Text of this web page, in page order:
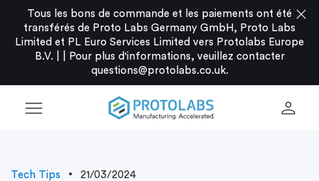
Tous les bons de commande et les paiements ont été
transférés de Proto Labs Germany GmbH, Proto Labs
Limited et PL Euro Services Limited vers Protolabs Europe
B.V. |
Pour plus d'informations, veuillez contacter
questions@protolabs.co.uk.
close
menu person
Tech Tips 21/03/2024